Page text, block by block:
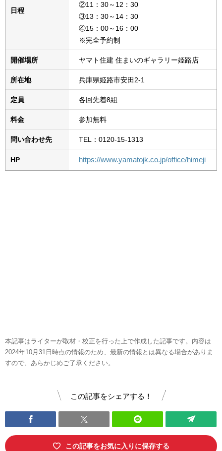
日程
②11：30～12：30
③13：30～14：30
④15：00～16：00
※完全予約制
開催場所 ヤマト住建 住まいのギャラリー姫路店
所在地 兵庫県姫路市安田2-1
定員 各回先着8組
料金 参加無料
問い合わせ先 TEL：0120-15-1313
HP https://www.yamatojk.co.jp/office/himeji
本記事はライターが取材・校正を行った上で作成した記事です。内容は
2024年10月31日時点の情報のため、最新の情報とは異なる場合がありま
すので、あらかじめご了承ください。
この記事をシェアする！
この記事をお気に入りに保存する